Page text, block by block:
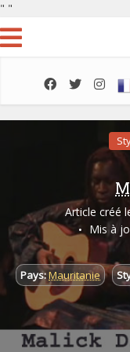
" "
Article créé
Mis à
Pays:Mauritanie